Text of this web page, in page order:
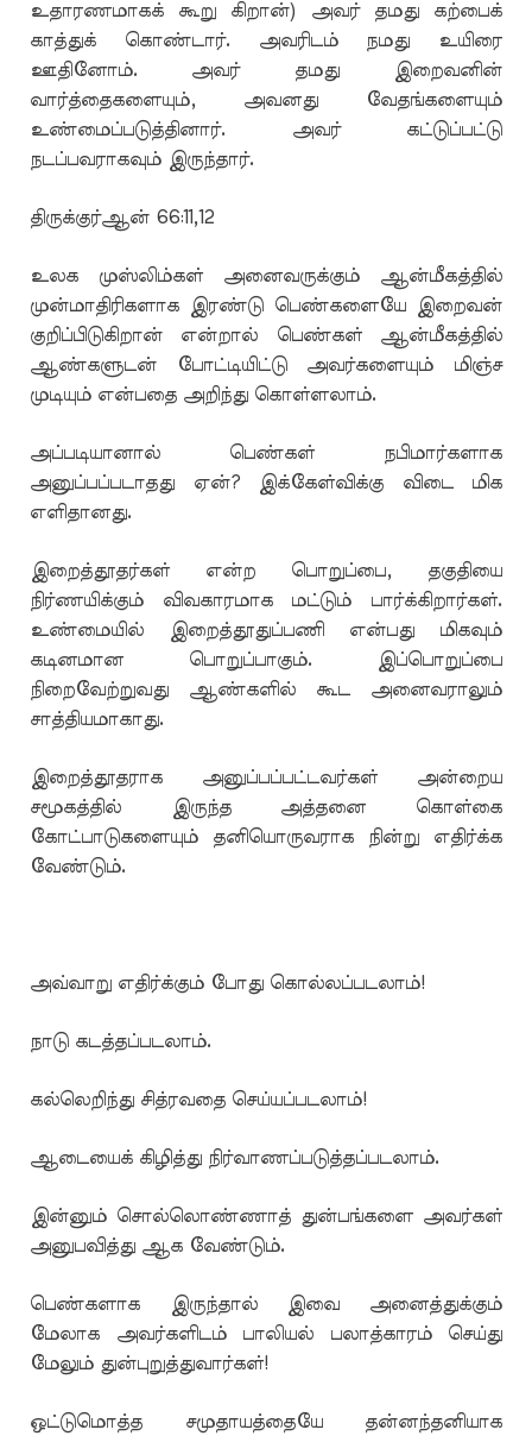
உதாரணமாகக் கூறு கிறான்) அவர் தமது கற்பைக்
காத்துக் கொண்டார். அவரிடம் நமது உயிரை
ஊதினோம். அவர் தமது இறைவனின்
வார்த்தைகளையும், அவனது வேதங்களையும்
உண்மைப்படுத்தினார். அவர் கட்டுப்பட்டு
நடப்பவராகவும் இருந்தார்.
திருக்குர்ஆன் 66:11,12
உலக முஸ்லிம்கள் அனைவருக்கும் ஆன்மீகத்தில்
முன்மாதிரிகளாக இரண்டு பெண்களையே இறைவன்
குறிப்பிடுகிறான் என்றால் பெண்கள் ஆன்மீகத்தில்
ஆண்களுடன் போட்டியிட்டு அவர்களையும் மிஞ்ச
முடியும் என்பதை அறிந்து கொள்ளலாம்.
அப்படியானால் பெண்கள் நபிமார்களாக
அனுப்பப்படாதது ஏன்? இக்கேள்விக்கு விடை மிக
எளிதானது.
இறைத்தூதர்கள் என்ற பொறுப்பை, தகுதியை
நிர்ணயிக்கும் விவகாரமாக மட்டும் பார்க்கிறார்கள்.
உண்மையில் இறைத்தூதுப்பணி என்பது மிகவும்
கடினமான பொறுப்பாகும். இப்பொறுப்பை
நிறைவேற்றுவது ஆண்களில் கூட அனைவராலும்
சாத்தியமாகாது.
இறைத்தூதராக அனுப்பப்பட்டவர்கள் அன்றைய
சமூகத்தில் இருந்த அத்தனை கொள்கை
கோட்பாடுகளையும் தனியொருவராக நின்று எதிர்க்க
வேண்டும்.
அவ்வாறு எதிர்க்கும் போது கொல்லப்படலாம்!
நாடு கடத்தப்படலாம்.
கல்லெறிந்து சித்ரவதை செய்யப்படலாம்!
ஆடையைக் கிழித்து நிர்வாணப்படுத்தப்படலாம்.
இன்னும் சொல்லொண்ணாத் துன்பங்களை அவர்கள்
அனுபவித்து ஆக வேண்டும்.
பெண்களாக இருந்தால் இவை அனைத்துக்கும்
மேலாக அவர்களிடம் பாலியல் பலாத்காரம் செய்து
மேலும் துன்புறுத்துவார்கள்!
ஒட்டுமொத்த சமுதாயத்தையே தன்னந்தனியாக